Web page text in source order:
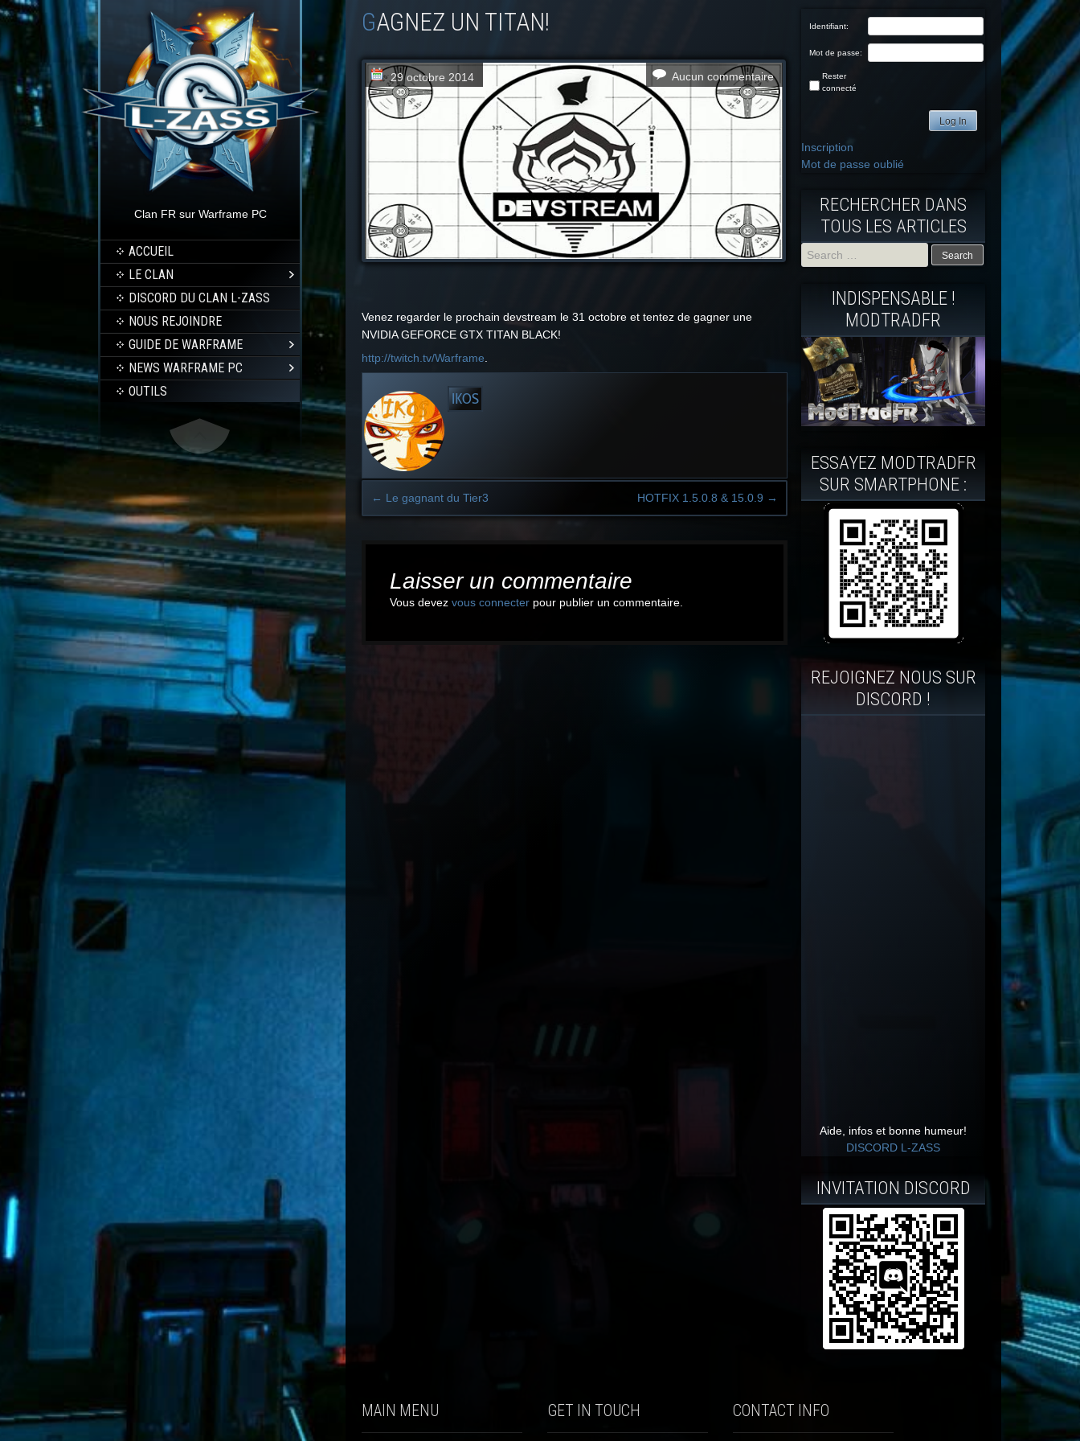
Clan FR sur Warframe PC
ACCUEIL
LE CLAN
DISCORD DU CLAN L-ZASS
NOUS REJOINDRE
GUIDE DE WARFRAME
NEWS WARFRAME PC
OUTILS
GAGNEZ UN TITAN!
29 octobre 2014 Aucun commentaire
Venez regarder le prochain devstream le 31 octobre et tentez de gagner une
NVIDIA GEFORCE GTX TITAN BLACK!
http://twitch.tv/Warframe
IKOS
← Le gagnant du Tier3 HOTFIX 1.5.0.8 & 15.0.9 →
Laisser un commentaire
Vous devez vous connecter pour publier un commentaire.
Identifiant:
Mot de passe:
Rester
connecté
Log In
Inscription
Mot de passe oublié
RECHERCHER DANS
TOUS LES ARTICLES
Search
for:
INDISPENSABLE !
MODTRADFR
ESSAYEZ MODTRADFR
SUR SMARTPHONE :
REJOIGNEZ NOUS SUR
DISCORD !
Aide, infos et bonne humeur!
DISCORD L-ZASS
INVITATION DISCORD
MAIN MENU GET IN TOUCH CONTACT INFO